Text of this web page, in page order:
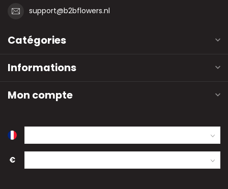
support@b2bflowers.nl
Catégories
Informations
Mon compte
€